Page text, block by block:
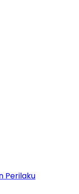
Perilaku